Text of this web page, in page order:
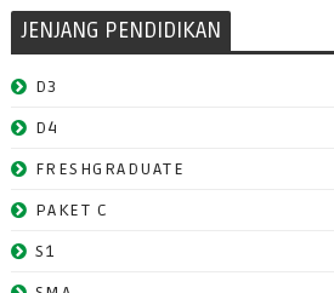
JENJANG PENDIDIKAN
D3
D4
FRESHGRADUATE
PAKET C
S1